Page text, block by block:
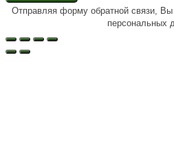
Отправляя форму обратной связи, Вы
персональных